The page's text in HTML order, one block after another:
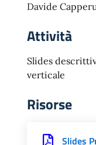
Davide
Attività
Slides
verticale
Risorse
Slides